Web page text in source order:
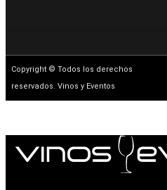
Copyright © Todos los derechos
reservados. Vinos y Eventos